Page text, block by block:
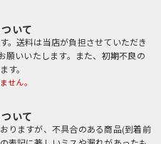
いて
。送料は当店が負担させていただき
願いいたします。また、初期不良の
す。
せん。
いて
りますが、不具合のある商品(到着前